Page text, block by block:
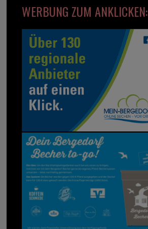
WERBUNG ZUM ANKLICKEN: